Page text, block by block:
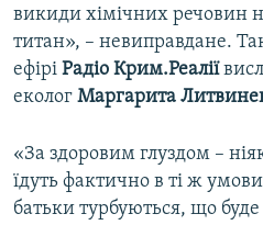
Усі сайти RFE/RL
викиди хімічних речовин
титан», – невиправдане.
ефірі Радіо Крим.Реалії
еколог Маргарита
«За здоровим глуздом –
їдуть фактично в ті ж
батьки турбуються, що